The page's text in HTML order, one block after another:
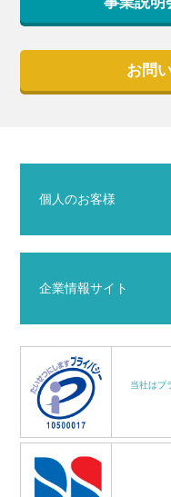
お問
個人のお客様
企業情報サイト
当社はプ